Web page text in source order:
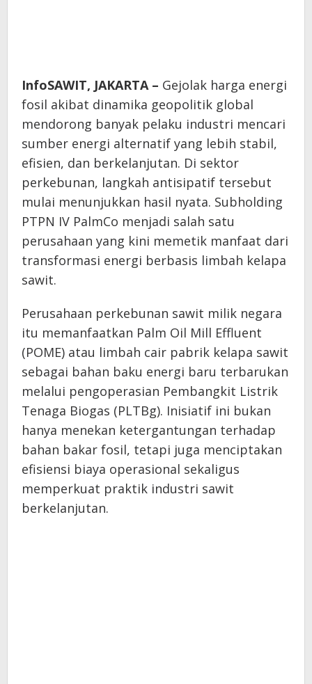
InfoSAWIT, JAKARTA – Gejolak harga energi
fosil akibat dinamika geopolitik global
mendorong banyak pelaku industri mencari
sumber energi alternatif yang lebih stabil,
efisien, dan berkelanjutan. Di sektor
perkebunan, langkah antisipatif tersebut
mulai menunjukkan hasil nyata. Subholding
PTPN IV PalmCo menjadi salah satu
perusahaan yang kini memetik manfaat dari
transformasi energi berbasis limbah kelapa
sawit.
Perusahaan perkebunan sawit milik negara
itu memanfaatkan Palm Oil Mill Effluent
(POME) atau limbah cair pabrik kelapa sawit
sebagai bahan baku energi baru terbarukan
melalui pengoperasian Pembangkit Listrik
Tenaga Biogas (PLTBg). Inisiatif ini bukan
hanya menekan ketergantungan terhadap
bahan bakar fosil, tetapi juga menciptakan
efisiensi biaya operasional sekaligus
memperkuat praktik industri sawit
berkelanjutan.